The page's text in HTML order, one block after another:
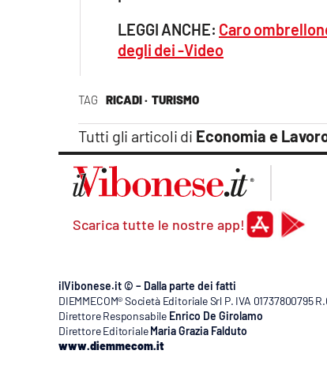
TAG RICADI · TURISMO
Tutti gli articoli di Economia e
LEGGI ANCHE: Caro
degli dei -Video
Scarica tutte le nostre app!
ilVibonese.it © – Dalla parte dei fatti
DIEMMECOM® Società Editoriale Srl P. IVA 01737800795
Direttore Responsabile Enrico De Girolamo
Direttore Editoriale Maria Grazia Falduto
www.diemmecom.it